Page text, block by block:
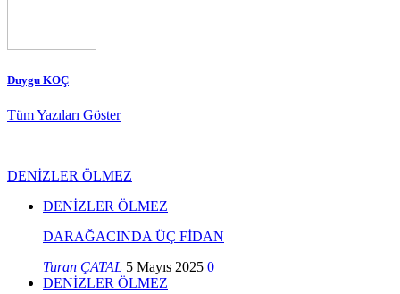
Duygu KOÇ
Tüm Yazıları Göster
DENİZLER ÖLMEZ
DENİZLER ÖLMEZ
DARAĞACINDA ÜÇ FİDAN
Turan ÇATAL 5 Mayıs 2025 0
DENİZLER ÖLMEZ